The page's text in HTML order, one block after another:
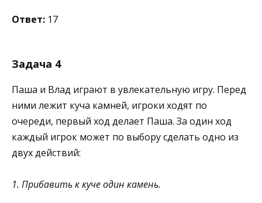
Ответ: 17
Задача 4
Паша и Влад играют в увлекательную игру. Перед
ними лежит куча камней, игроки ходят по
очереди, первый ход делает Паша. За один ход
каждый игрок может по выбору сделать одно из
двух действий:
1. Прибавить к куче один камень.